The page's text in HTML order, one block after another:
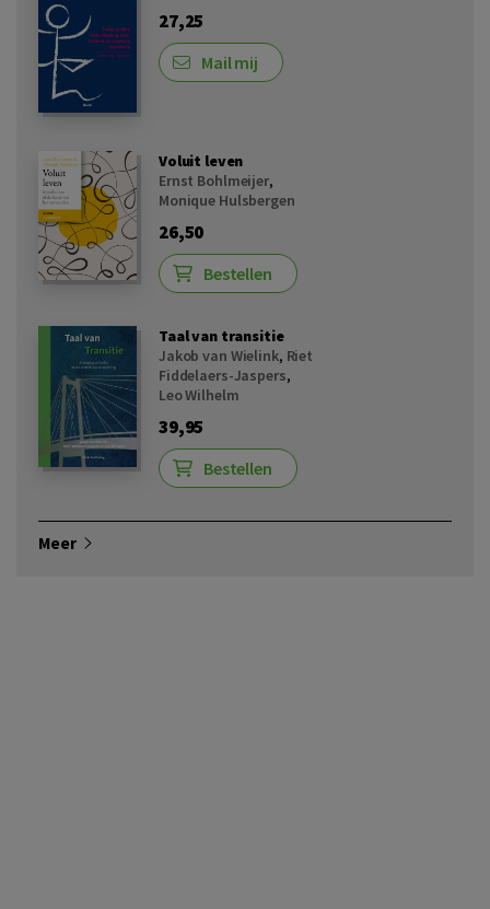
27,25
Mail mij
Voluit leven
Ernst Bohlmeijer,
Monique Hulsbergen
26,50
Bestellen
Taal van transitie
Jakob van Wielink, Riet
Fiddelaers-Jaspers,
Leo Wilhelm
39,95
Bestellen
Meer